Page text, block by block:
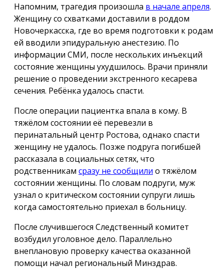
Напомним, трагедия произошла в начале апреля.
Женщину со схватками доставили в роддом
Новочеркасска, где во время подготовки к родам
ей вводили эпидуральную анестезию. По
информации СМИ, после нескольких инъекций
состояние женщины ухудшилось. Врачи приняли
решение о проведении экстренного кесарева
сечения. Ребёнка удалось спасти.
После операции пациентка впала в кому. В
тяжёлом состоянии её перевезли в
перинатальный центр Ростова, однако спасти
женщину не удалось. Позже подруга погибшей
рассказала в социальных сетях, что
родственникам сразу не сообщили о тяжёлом
состоянии женщины. По словам подруги, муж
узнал о критическом состоянии супруги лишь
когда самостоятельно приехал в больницу.
После случившегося Следственный комитет
возбудил уголовное дело. Параллельно
внеплановую проверку качества оказанной
помощи начал региональный Минздрав.